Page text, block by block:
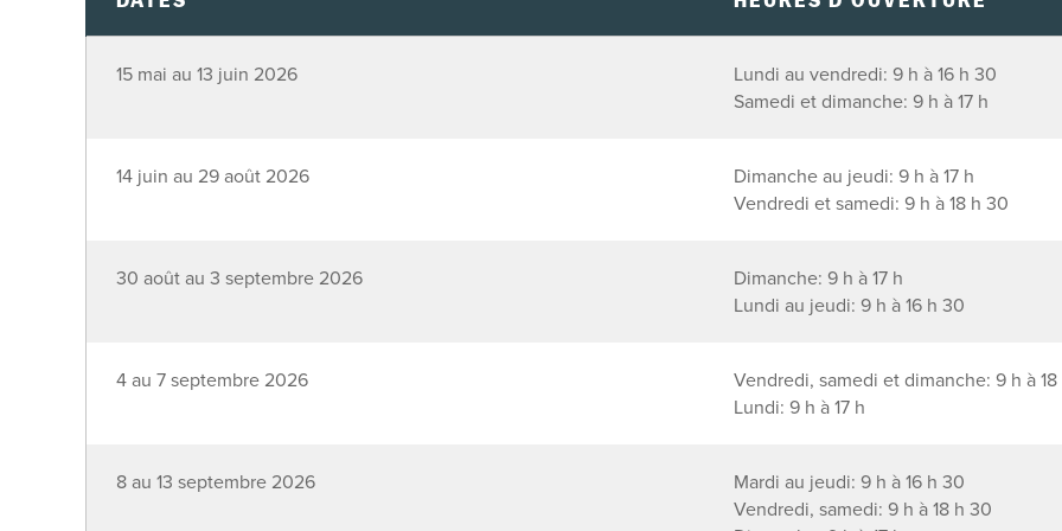
15 mai au 13 juin 2026
Lundi au vendredi: 9 h à 16 h 30
Samedi et dimanche: 9 h à 17 h
14 juin au 29 août 2026
Dimanche au jeudi: 9 h à 17 h
Vendredi et samedi: 9 h à 18 h 30
30 août au 3 septembre 2026
Dimanche: 9 h à 17 h
Lundi au jeudi: 9 h à 16 h 30
4 au 7 septembre 2026
Vendredi, samedi et dimanche: 9 h à
Lundi: 9 h à 17 h
8 au 13 septembre 2026
Mardi au jeudi: 9 h à 16 h 30
Vendredi, samedi: 9 h à 18 h 30